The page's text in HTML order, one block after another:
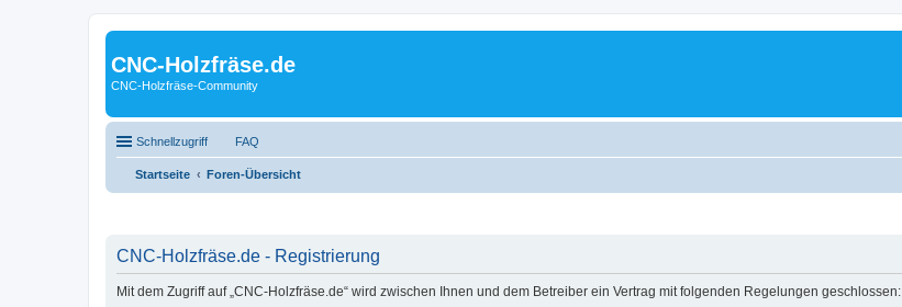
CNC-Holzfräse.de
CNC-Holzfräse-Community
Schnellzugriff FAQ
Startseite Foren-Übersicht
CNC-Holzfräse.de - Registrierung
Mit dem Zugriff auf „CNC-Holzfräse.de“ wird zwischen Ihnen und dem Betreiber ein Vertrag mit folgenden Regelungen geschlossen: